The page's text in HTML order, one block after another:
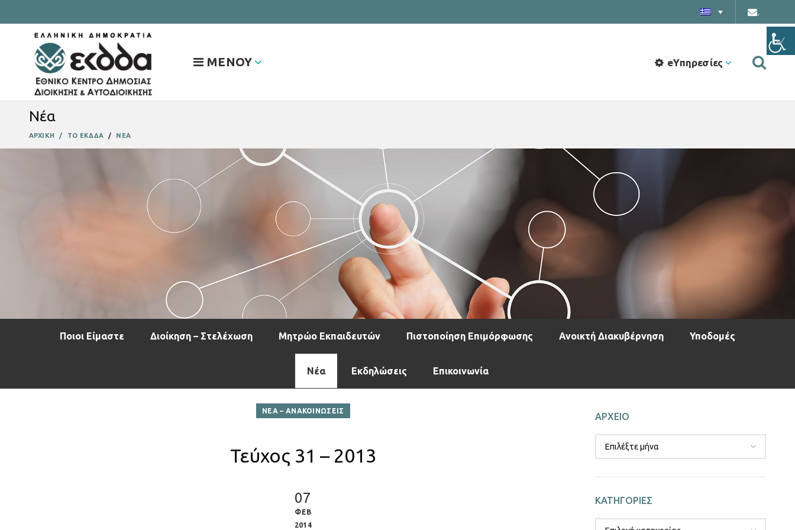
ΜΕΝΟΥ eΥπηρεσίες
Νέα
ΑΡΧΙΚΗ ΤΟ ΕΚΔΔΑ ΝΕΑ
Ποιοι Είμαστε Διοίκηση – Στελέχωση Μητρώο Εκπαιδευτών Πιστοποίηση Επιμόρφωσης Ανοικτή Διακυβέρνηση Υποδομές
Νέα Εκδηλώσεις Επικοινωνία
ΝΕΑ – ΑΝΑΚΟΙΝΩΣΕΙΣ
Τεύχος 31 – 2013
07
ΦΕΒ
2014
ΑΡΧΕΙΟ
ΚΑΤΗΓΟΡΙΕΣ